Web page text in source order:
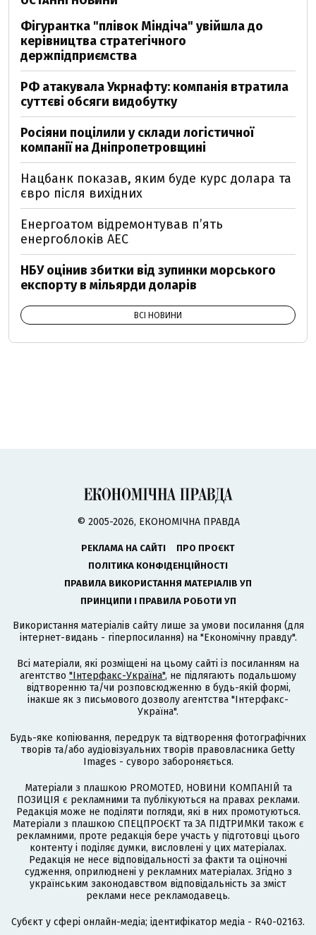
Фігурантка "плівок Міндіча" увійшла до
керівництва стратегічного
держпідприємства
РФ атакувала Укрнафту: компанія втратила
суттєві обсяги видобутку
Росіяни поцілили у склади логістичної
компанії на Дніпропетровщині
Нацбанк показав, яким буде курс долара та
євро після вихідних
Енергоатом відремонтував п’ять
енергоблоків АЕС
НБУ оцінив збитки від зупинки морського
експорту в мільярди доларів
ВСІ НОВИНИ
© 2005-2026, ЕКОНОМІЧНА ПРАВДА
РЕКЛАМА НА САЙТІ
ПРО ПРОЄКТ
ПОЛІТИКА КОНФІДЕНЦІЙНОСТІ
ПРАВИЛА ВИКОРИСТАННЯ МАТЕРІАЛІВ УП
ПРИНЦИПИ І ПРАВИЛА РОБОТИ УП
Використання матеріалів сайту лише за умови посилання (для
інтернет-видань - гіперпосилання) на "Економічну правду".
Всі матеріали, які розміщені на цьому сайті із посиланням на
агентство "Інтерфакс-Україна", не підлягають подальшому
відтворенню та/чи розповсюдженню в будь-якій формі,
інакше як з письмового дозволу агентства "Інтерфакс-
Україна".
Будь-яке копіювання, передрук та відтворення фотографічних
творів та/або аудіовізуальних творів правовласника Getty
Images - суворо забороняється.
Матеріали з плашкою PROMOTED, НОВИНИ КОМПАНІЙ та
ПОЗИЦІЯ є рекламними та публікуються на правах реклами.
Редакція може не поділяти погляди, які в них промотуються.
Матеріали з плашкою СПЕЦПРОЄКТ та ЗА ПІДТРИМКИ також є
рекламними, проте редакція бере участь у підготовці цього
контенту і поділяє думки, висловлені у цих матеріалах.
Редакція не несе відповідальності за факти та оціночні
судження, оприлюднені у рекламних матеріалах. Згідно з
українським законодавством відповідальність за зміст
реклами несе рекламодавець.
Cубєкт у сфері онлайн-медіа; ідентифікатор медіа - R40-02163.